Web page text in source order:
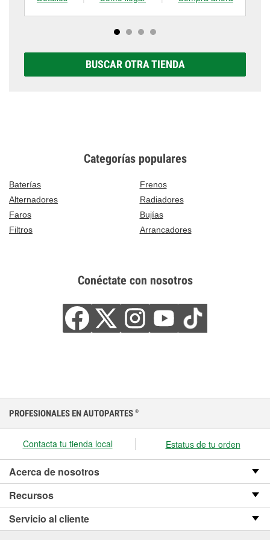
BUSCAR OTRA TIENDA
Categorías populares
Baterías
Frenos
Alternadores
Radiadores
Faros
Bujías
Filtros
Arrancadores
Conéctate con nosotros
PROFESIONALES EN AUTOPARTES ®
Contacta tu tienda local Estatus de tu orden
Acerca de nosotros
Recursos
Servicio al cliente